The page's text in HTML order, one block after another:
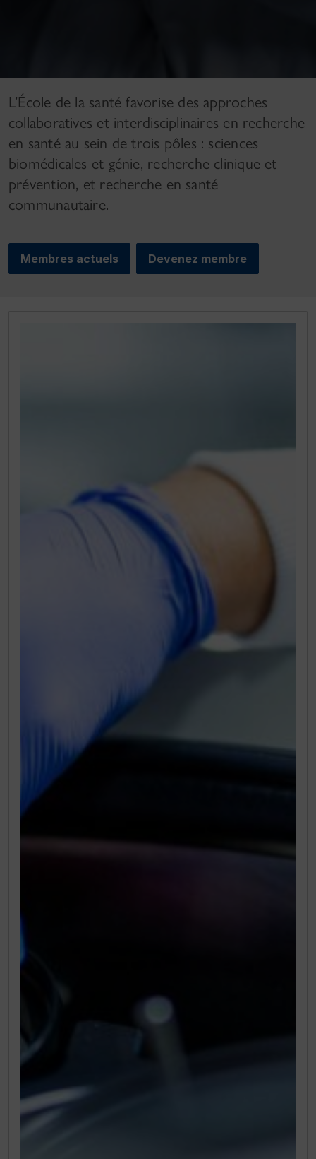
L’École de la santé favorise des approches
collaboratives et interdisciplinaires en recherche
en santé au sein de trois pôles : sciences
biomédicales et génie, recherche clinique et
prévention, et recherche en santé
communautaire.
Membres actuels Devenez membre